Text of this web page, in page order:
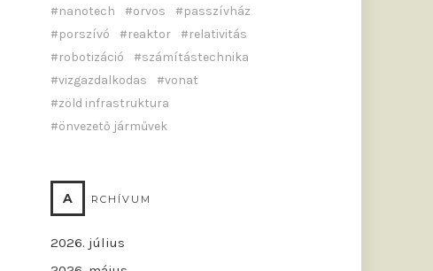
nanotech
orvos
passzívház
porszívó
reaktor
relativitás
robotizáció
számítástechnika
vizgazdalkodas
vonat
zöld infrastruktura
önvezető járművek
A RCHÍVUM
2026. július